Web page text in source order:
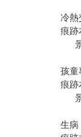
冷熱
痕跡
孩童
痕跡
生病